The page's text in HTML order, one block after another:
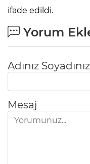
ifade edildi.
Yorum
Adınız Soyadınız
Mesaj